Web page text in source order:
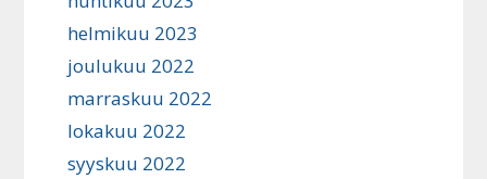
helmikuu 2023
joulukuu 2022
marraskuu 2022
lokakuu 2022
syyskuu 2022